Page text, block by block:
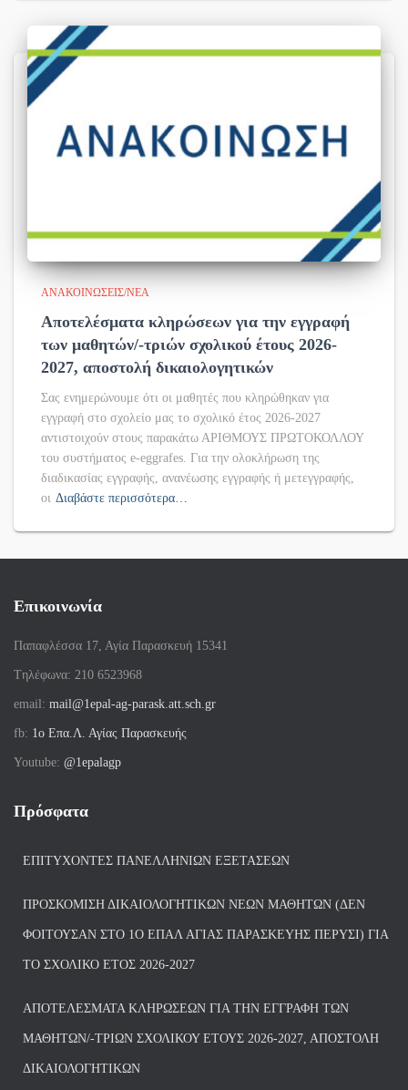
ΑΝΑΚΟΙΝΏΣΕΙΣ/ΝΈΑ
Αποτελέσματα κληρώσεων για την εγγραφή
των μαθητών/-τριών σχολικού έτους 2026-
2027, αποστολή δικαιολογητικών
Σας ενημερώνουμε ότι οι μαθητές που κληρώθηκαν για
εγγραφή στο σχολείο μας το σχολικό έτος 2026-2027
αντιστοιχούν στους παρακάτω ΑΡΙΘΜΟΥΣ ΠΡΩΤΟΚΟΛΛΟΥ
του συστήματος e-eggrafes. Για την ολοκλήρωση της
διαδικασίας εγγραφής, ανανέωσης εγγραφής ή μετεγγραφής,
οι Διαβάστε περισσότερα…
Επικοινωνία
Παπαφλέσσα 17, Αγία Παρασκευή 15341
Tηλέφωνα: 210 6523968
email: mail@1epal-ag-parask.att.sch.gr
fb: 1ο Επα.Λ. Αγίας Παρασκευής
Youtube: @1epalagp
Πρόσφατα
ΕΠΙΤΥΧΌΝΤΕΣ ΠΑΝΕΛΛΗΝΊΩΝ ΕΞΕΤΆΣΕΩΝ
ΠΡΟΣΚΌΜΙΣΗ ΔΙΚΑΙΟΛΟΓΗΤΙΚΏΝ ΝΈΩΝ ΜΑΘΗΤΏΝ (ΔΕΝ
ΦΟΙΤΟΎΣΑΝ ΣΤΟ 1Ο ΕΠΑΛ ΑΓΙΑΣ ΠΑΡΑΣΚΕΥΗΣ ΠΈΡΥΣΙ) ΓΙΑ
ΤΟ ΣΧΟΛΙΚΌ ΈΤΟΣ 2026-2027
ΑΠΟΤΕΛΈΣΜΑΤΑ ΚΛΗΡΏΣΕΩΝ ΓΙΑ ΤΗΝ ΕΓΓΡΑΦΉ ΤΩΝ
ΜΑΘΗΤΏΝ/-ΤΡΙΏΝ ΣΧΟΛΙΚΟΎ ΈΤΟΥΣ 2026-2027, ΑΠΟΣΤΟΛΉ
ΔΙΚΑΙΟΛΟΓΗΤΙΚΏΝ